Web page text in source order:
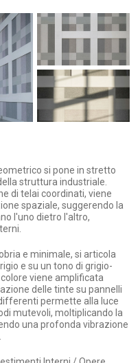
si pone in stretto
struttura industriale.
di telai coordinati, viene
spaziale, suggerendo la
l'uno dietro l'altro,
e minimale, si articola
e su un tono di grigio-
viene amplificata
delle tinte su pannelli
permette alla luce
mutevoli, moltiplicando la
una profonda vibrazione